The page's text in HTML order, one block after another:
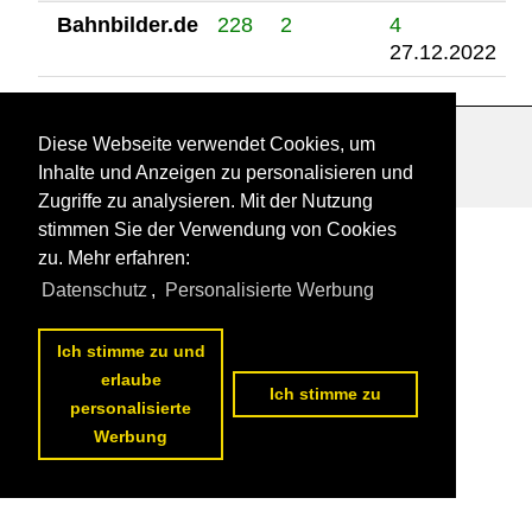
Bahnbilder.de 228 2
4
27.12.2022
Datenschutzerklärung|Impressum| Kontakt
Diese Webseite verwendet Cookies, um
Inhalte und Anzeigen zu personalisieren und
Zugriffe zu analysieren. Mit der Nutzung
stimmen Sie der Verwendung von Cookies
zu. Mehr erfahren:
Datenschutz , Personalisierte Werbung
Ich stimme zu und
erlaube
personalisierte
Werbung
Ich stimme zu